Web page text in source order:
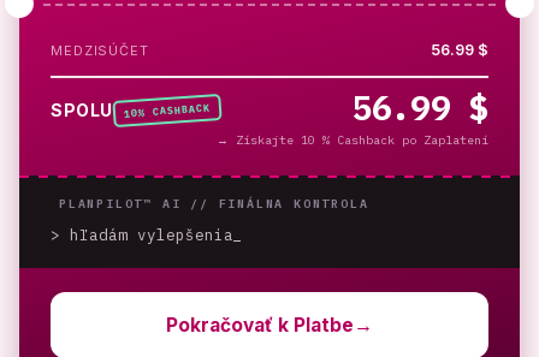
MEDZISÚČET 56.99 $
SPOLU 10% CASHBACK 56.99 $
→ Získajte 10 % Cashback po Zaplatení
PLANPILOT™ AI // FINÁLNA KONTROLA
> hľadám vylepšenia
Pokračovať k Platbe →